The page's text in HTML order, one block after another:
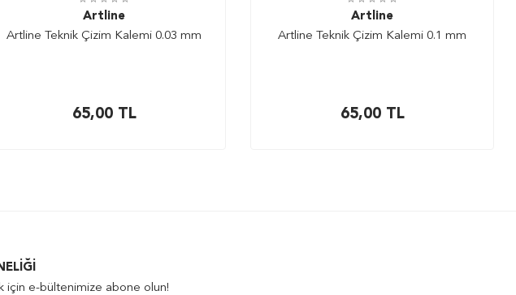
Artline
Artline Teknik Çizim Kalemi 0.03 mm
65,00TL
Artline
Artline Teknik Çizim Kalemi 0.1 mm
65,00TL
için e-bültenimize abone olun!